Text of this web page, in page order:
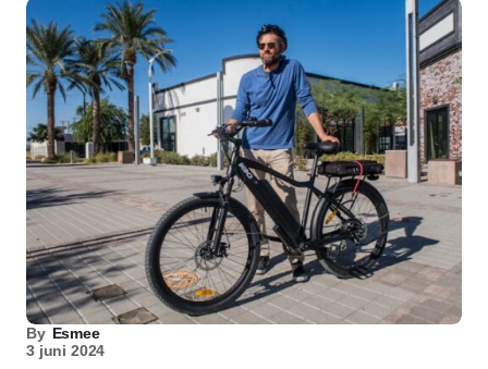
By Esmee
3 juni 2024